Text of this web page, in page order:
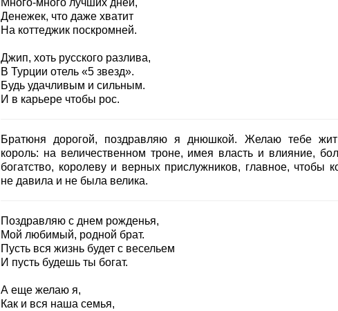
Много-много лучших дней,
Денежек, что даже хватит
На коттеджик поскромней.
Джип, хоть русского разлива,
В Турции отель «5 звезд».
Будь удачливым и сильным.
И в карьере чтобы рос.
Братюня дорогой, поздравляю я днюшкой. Желаю тебе
король: на величественном троне, имея власть и влияние,
богатство, королеву и верных прислужников, главное, чтобы
не давила и не была велика.
Поздравляю с днем рожденья,
Мой любимый, родной брат.
Пусть вся жизнь будет с весельем
И пусть будешь ты богат.
А еще желаю я,
Как и вся наша семья,